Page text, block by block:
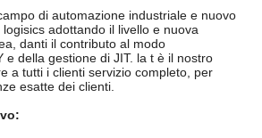
di automazione industriale e nuovo
adottando il livello e nuova
danti il contributo al modo
e della gestione di JIT. la t è il nostro
a tutti i clienti servizio completo, per
esatte dei clienti.